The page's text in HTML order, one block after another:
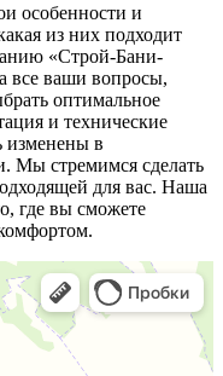
особенности и
из них подходит
«Строй-Бани-
все ваши вопросы,
оптимальное
и технические
изменены в
Мы стремимся сделать
для вас. Наша
где вы сможете